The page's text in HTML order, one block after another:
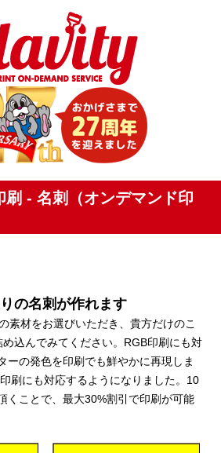
刷 - 名刺（オンデマンド印
の名刺が作れます
素材をお選びいただき、貴方だけのこ
込んでみてください。RGB印刷にも対
ーの発色を印刷でも鮮やかに再現しま
刷にも対応するようになりました。10
くことで、最大30%割引で印刷が可能